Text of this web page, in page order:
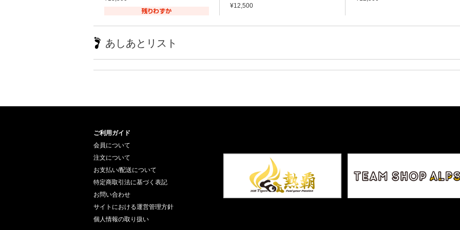
¥12,500
あしあとリスト
ご利用ガイド
会員について
注文について
お支払い/配送について
特定商取引法に基づく表記
お問い合わせ
サイトにおける運営管理方針
個人情報の取り扱い